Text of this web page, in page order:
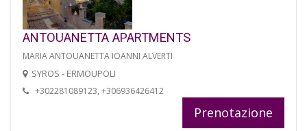
ANTOUANETTA APARTMENTS
MARIA ANTOUANETTA IOANNI ALVERTI
SYROS - ERMOUPOLI
+302281089123, +306936426412
Prenotazione